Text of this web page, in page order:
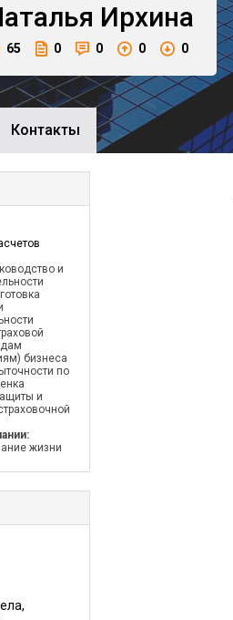
Ирхина
65 0 0 0 0
Контакты
и
бизнеса
по
и
жизни